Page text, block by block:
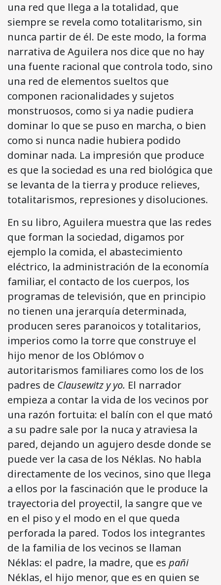
una red que llega a la totalidad, que
siempre se revela como totalitarismo, sin
nunca partir de él. De este modo, la forma
narrativa de Aguilera nos dice que no hay
una fuente racional que controla todo, sino
una red de elementos sueltos que
componen racionalidades y sujetos
monstruosos, como si ya nadie pudiera
dominar lo que se puso en marcha, o bien
como si nunca nadie hubiera podido
dominar nada. La impresión que produce
es que la sociedad es una red biológica que
se levanta de la tierra y produce relieves,
totalitarismos, represiones y disoluciones.
En su libro, Aguilera muestra que las redes
que forman la sociedad, digamos por
ejemplo la comida, el abastecimiento
eléctrico, la administración de la economía
familiar, el contacto de los cuerpos, los
programas de televisión, que en principio
no tienen una jerarquía determinada,
producen seres paranoicos y totalitarios,
imperios como la torre que construye el
hijo menor de los Oblómov o
autoritarismos familiares como los de los
padres de Clausewitz y yo. El narrador
empieza a contar la vida de los vecinos por
una razón fortuita: el balín con el que mató
a su padre sale por la nuca y atraviesa la
pared, dejando un agujero desde donde se
puede ver la casa de los Néklas. No habla
directamente de los vecinos, sino que llega
a ellos por la fascinación que le produce la
trayectoria del proyectil, la sangre que ve
en el piso y el modo en el que queda
perforada la pared. Todos los integrantes
de la familia de los vecinos se llaman
Néklas: el padre, la madre, que es pañi
Néklas, el hijo menor, que es en quien se